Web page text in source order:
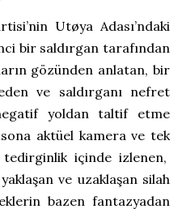
Utøya Adası’ndaki
bir saldırgan tarafından
gözünden anlatan, bir
ve saldırganı nefret
yoldan taltif etme
aktüel kamera ve tek
içinde izlenen,
ve uzaklaşan silah
bazen fantazyadan